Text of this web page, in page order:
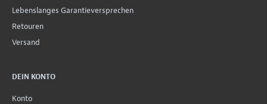
Lebenslanges Garantieversprechen
Retouren
Versand
DEIN KONTO
Konto